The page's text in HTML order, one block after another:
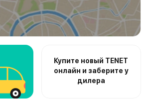
Купите новый TENET
онлайн и заберите у
дилера